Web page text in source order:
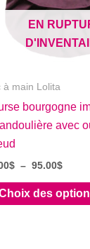
EN
à main Lolita
bourgogne
avec
$ – 95.00$Plage
prix :
des